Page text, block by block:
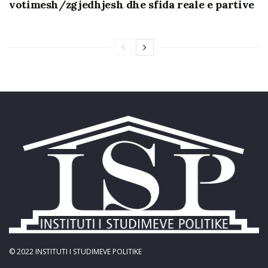
“Fuqizimi i integritetit të zgjedhjeve dhe i
rolit monitorues dhe kërkesës së llogarisë nga
Helsinkit (KSHH) në partneritet me Institutin e
Qytetare (QQ), mbështetur financiarisht nga Ambasada
Britanike.
votimesh/zgjedhjesh dhe sfida reale e partive
© 2022 INSTITUTI I STUDIMEVE POLITIKE